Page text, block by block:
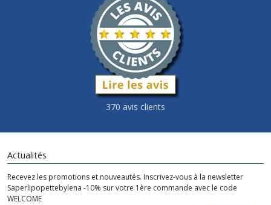
370 avis clients
Actualités
Recevez les promotions et nouveautés. Inscrivez-vous à la newsletter
Saperlipopettebylena -10% sur votre 1ère commande avec le code
WELCOME